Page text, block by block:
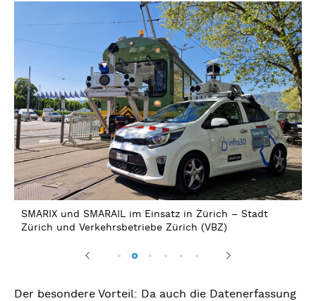
SMARIX und SMARAIL im Einsatz in Zürich – Stadt
Zürich und Verkehrsbetriebe Zürich (VBZ)
Der besondere Vorteil: Da auch die Datenerfassung